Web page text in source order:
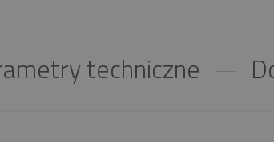
techniczne